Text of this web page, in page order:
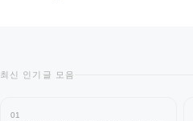
최신 인기글 모음
01